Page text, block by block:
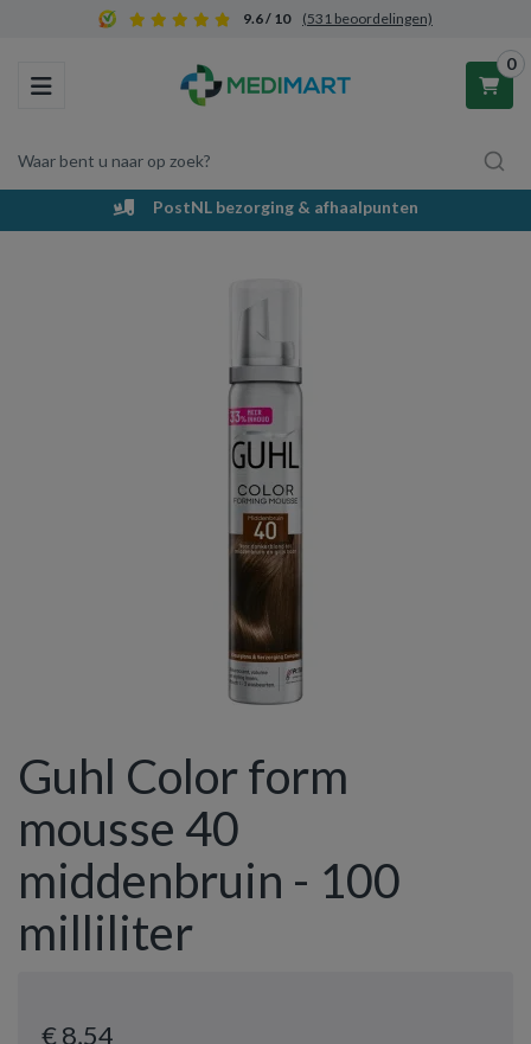
9.6 / 10 (531 beoordelingen)
Toggle navigation
Waar bent u naar op zoek?
0
Winkelwagen
Uw winkelwagen is leeg.
PostNL bezorging & afhaalpunten
Guhl Color form
mousse 40
middenbruin - 100
milliliter
€ 8,54